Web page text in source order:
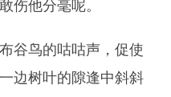
伤他分毫呢。
谷鸟的咕咕声，促使
边树叶的隙逢中斜斜